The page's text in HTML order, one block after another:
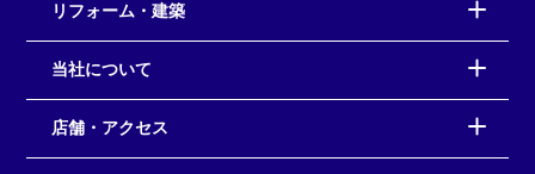
リフォーム・建築
当社について
店舗・アクセス